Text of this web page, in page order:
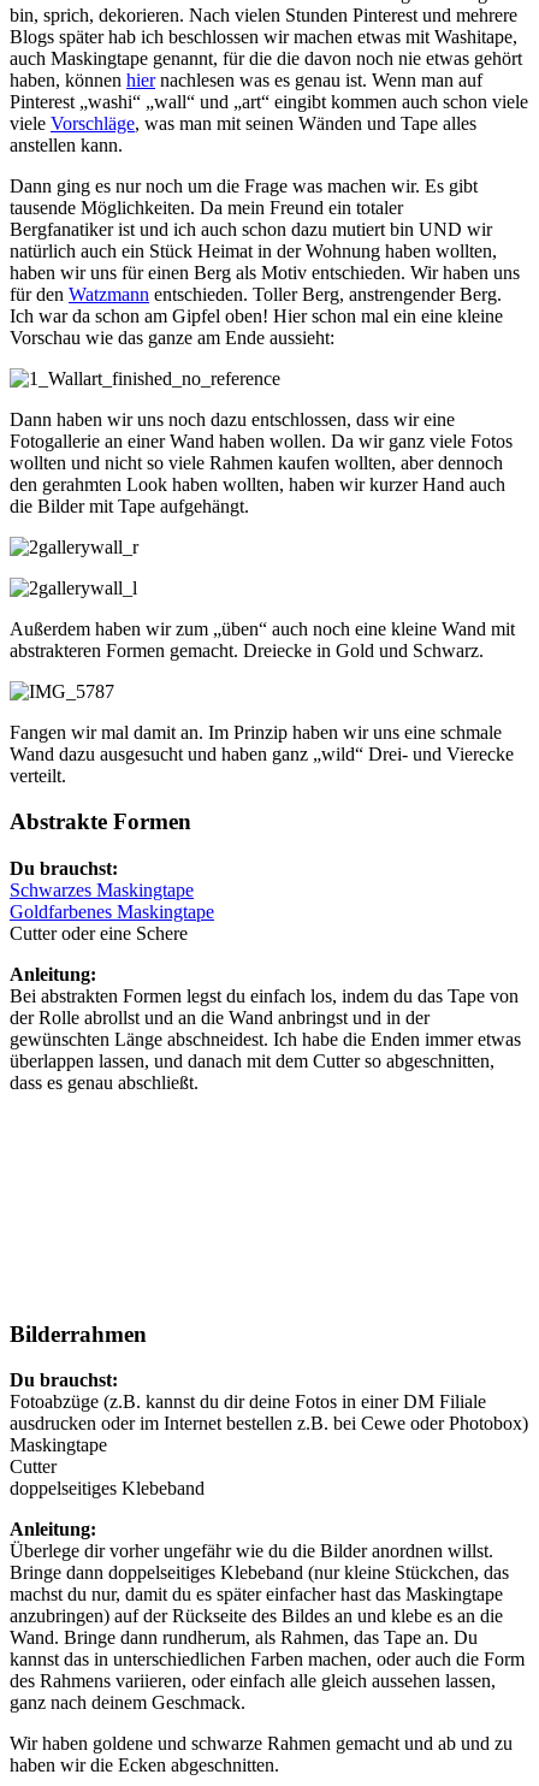
bin, sprich, dekorieren. Nach vielen Stunden Pinterest und mehrere
Blogs später hab ich beschlossen wir machen etwas mit Washitape,
auch Maskingtape genannt, für die die davon noch nie etwas gehört
haben, können hiernachlesen was es genau ist. Wenn man auf
Pinterest „washi“ „wall“ und „art“ eingibt kommen auch schon viele
viele Vorschläge, was man mit seinen Wänden und Tape alles
anstellen kann.
Dann ging es nur noch um die Frage was machen wir. Es gibt
tausende Möglichkeiten. Da mein Freund ein totaler
Bergfanatiker ist und ich auch schon dazu mutiert bin UND wir
natürlich auch ein Stück Heimat in der Wohnung haben wollten,
haben wir uns für einen Berg als Motiv entschieden. Wir haben uns
für den Watzmann entschieden. Toller Berg, anstrengender Berg.
Ich war da schon am Gipfel oben! Hier schon mal ein eine kleine
Vorschau wie das ganze am Ende aussieht:
Dann haben wir uns noch dazu entschlossen, dass wir eine
Fotogallerie an einer Wand haben wollen. Da wir ganz viele Fotos
wollten und nicht so viele Rahmen kaufen wollten, aber dennoch
den gerahmten Look haben wollten, haben wir kurzer Hand auch
die Bilder mit Tape aufgehängt.
Außerdem haben wir zum „üben“ auch noch eine kleine Wand mit
abstrakteren Formen gemacht. Dreiecke in Gold und Schwarz.
Fangen wir mal damit an. Im Prinzip haben wir uns eine schmale
Wand dazu ausgesucht und haben ganz „wild“ Drei- und Vierecke
verteilt.
Abstrakte Formen
Du brauchst:
Schwarzes Maskingtape
Goldfarbenes Maskingtape
Cutter oder eine Schere
Anleitung:
Bei abstrakten Formen legst du einfach los, indem du das Tape von
der Rolle abrollst und an die Wand anbringst und in der
gewünschten Länge abschneidest. Ich habe die Enden immer etwas
überlappen lassen, und danach mit dem Cutter so abgeschnitten,
dass es genau abschließt.
Bilderrahmen
Du brauchst:
Fotoabzüge (z.B. kannst du dir deine Fotos in einer DM Filiale
ausdrucken oder im Internet bestellen z.B. bei Cewe oder Photobox)
Maskingtape
Cutter
doppelseitiges Klebeband
Anleitung:
Überlege dir vorher ungefähr wie du die Bilder anordnen willst.
Bringe dann doppelseitiges Klebeband (nur kleine Stückchen, das
machst du nur, damit du es später einfacher hast das Maskingtape
anzubringen) auf der Rückseite des Bildes an und klebe es an die
Wand. Bringe dann rundherum, als Rahmen, das Tape an. Du
kannst das in unterschiedlichen Farben machen, oder auch die Form
des Rahmens variieren, oder einfach alle gleich aussehen lassen,
ganz nach deinem Geschmack.
Wir haben goldene und schwarze Rahmen gemacht und ab und zu
haben wir die Ecken abgeschnitten.